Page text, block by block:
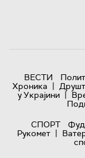
ВЕСТИ
Хроника |
у Украјини |
СПОРТ
Рукомет |